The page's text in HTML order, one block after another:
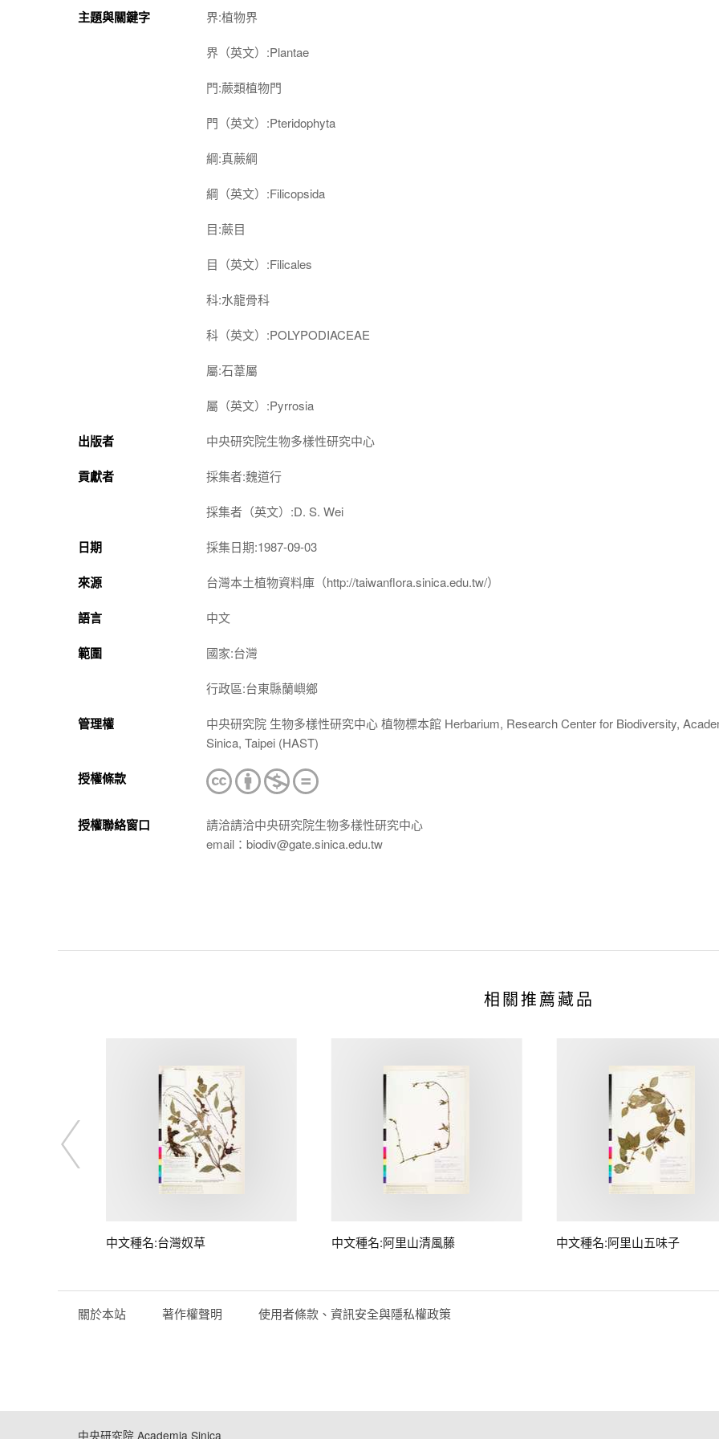
主題與關鍵字 界:植物界
界（英文）:Plantae
門:蕨類植物門
門（英文）:Pteridophyta
綱:真蕨綱
綱（英文）:Filicopsida
目:蕨目
目（英文）:Filicales
科:水龍骨科
科（英文）:POLYPODIACEAE
屬:石葦屬
屬（英文）:Pyrrosia
出版者 中央研究院生物多樣性研究中心
貢獻者 採集者:魏道行
採集者（英文）:D. S. Wei
日期 採集日期:1987-09-03
來源 台灣本土植物資料庫（http://taiwanflora.sinica.edu.tw/）
語言 中文
範圍 國家:台灣
行政區:台東縣蘭嶼鄉
管理權
中央研究院 生物多樣性研究中心 植物標本館 Herbarium, Research Center for Biodiversity,
Sinica, Taipei (HAST)
授權條款
授權聯絡窗口
請洽請洽中央研究院生物多樣性研究中心
email：biodiv@gate.sinica.edu.tw
相關推薦藏品
中文種名:台灣奴草 中文種名:阿里山清風藤 中文種名:阿里山五味子
關於本站 著作權聲明 使用者條款、資訊安全與隱私權政策
中央研究院 Academia Sinica